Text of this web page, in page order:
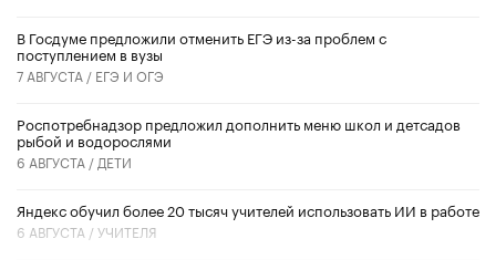
В Госдуме предложили отменить ЕГЭ из-за проблем с
поступлением в вузы
7 АВГУСТА / ЕГЭ И ОГЭ
Роспотребнадзор предложил дополнить меню школ и детсадов
рыбой и водорослями
6 АВГУСТА / ДЕТИ
​Яндекс обучил более 20 тысяч учителей использовать ИИ в работе
6 АВГУСТА /УЧИТЕЛЯ